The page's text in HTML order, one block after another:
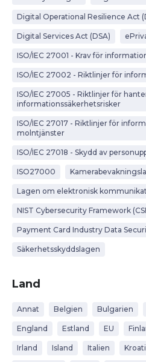
Digital Operational Resilience Act
Digital Services Act (DSA)
ISO/IEC 27001 - Krav för
ISO/IEC 27002 - Riktlinjer för
ISO/IEC 27005 - Riktlinjer för
informationssäkerhetsrisker
ISO/IEC 27017 - Riktlinjer för
molntjänster
ISO/IEC 27018 - Skydd av
ISO27000
Lagen om elektronisk
NIST Cybersecurity Framework
Payment Card Industry Data
Säkerhetsskyddslagen
Land
Annat Belgien Bulgarien
England Estland EU
Irland Island Italien